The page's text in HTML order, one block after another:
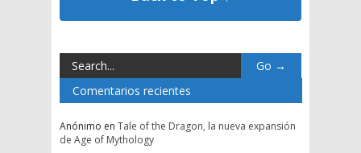
Comentarios recientes
Anónimo en Tale of the Dragon, la nueva expansión
de Age of Mythology